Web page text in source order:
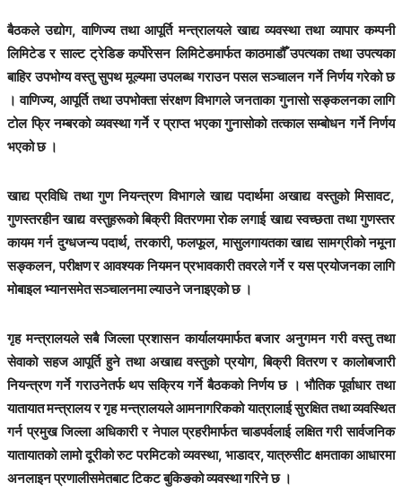
बैठकले उद्योग, वाणिज्य तथा आपूर्ति मन्त्रालयले खाद्य व्यवस्था तथा व्यापार कम्पनी
लिमिटेड र साल्ट ट्रेडिङ कर्पोरेसन लिमिटेडमार्फत काठमाडौँ उपत्यका तथा उपत्यका
बाहिर उपभोग्य वस्तु सुपथ मूल्यमा उपलब्ध गराउन पसल सञ्चालन गर्ने निर्णय गरेको छ
। वाणिज्य, आपूर्ति तथा उपभोक्ता संरक्षण विभागले जनताका गुनासो सङ्कलनका लागि
टोल फ्रि नम्बरको व्यवस्था गर्ने र प्राप्त भएका गुनासोको तत्काल सम्बोधन गर्ने निर्णय
भएको छ ।
खाद्य प्रविधि तथा गुण नियन्त्रण विभागले खाद्य पदार्थमा अखाद्य वस्तुको मिसावट,
गुणस्तरहीन खाद्य वस्तुहरूको बिक्री वितरणमा रोक लगाई खाद्य स्वच्छता तथा गुणस्तर
कायम गर्न दुग्धजन्य पदार्थ, तरकारी, फलफूल, मासुलगायतका खाद्य सामग्रीको नमूना
सङ्कलन, परीक्षण र आवश्यक नियमन प्रभावकारी तवरले गर्ने र यस प्रयोजनका लागि
मोबाइल भ्यानसमेत सञ्चालनमा ल्याउने जनाइएको छ ।
गृह मन्त्रालयले सबै जिल्ला प्रशासन कार्यालयमार्फत बजार अनुगमन गरी वस्तु तथा
सेवाको सहज आपूर्ति हुने तथा अखाद्य वस्तुको प्रयोग, बिक्री वितरण र कालोबजारी
नियन्त्रण गर्ने गराउनेतर्फ थप सक्रिय गर्ने बैठकको निर्णय छ । भौतिक पूर्वाधार तथा
यातायात मन्त्रालय र गृह मन्त्रालयले आमनागरिकको यात्रालाई सुरक्षित तथा व्यवस्थित
गर्न प्रमुख जिल्ला अधिकारी र नेपाल प्रहरीमार्फत चाडपर्वलाई लक्षित गरी सार्वजनिक
यातायातको लामो दूरीको रुट परमिटको व्यवस्था, भाडादर, यात्रुसीट क्षमताका आधारमा
अनलाइन प्रणालीसमेतबाट टिकट बुकिङको व्यवस्था गरिने छ ।